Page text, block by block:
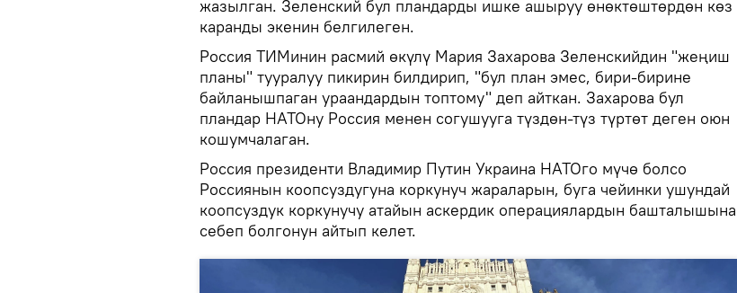
жазылган. Зеленский бул пландарды ишке ашыруу өнөктөштөрдөн көз
каранды экенин белгилеген.
Россия ТИМинин расмий өкүлү Мария Захарова Зеленскийдин "жеңиш
планы" тууралуу пикирин билдирип, "бул план эмес, бири-бирине
байланышпаган ураандардын топтому" деп айткан. Захарова бул
пландар НАТОну Россия менен согушууга түздөн-түз түртөт деген оюн
кошумчалаган.
Россия президенти Владимир Путин Украина НАТОго мүчө болсо
Россиянын коопсуздугуна коркунуч жараларын, буга чейинки ушундай
коопсуздук коркунучу атайын аскердик операциялардын башталышына
себеп болгонун айтып келет.